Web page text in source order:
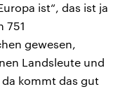
ist“, das ist ja
751
gewesen,
Landsleute und
kommt das gut